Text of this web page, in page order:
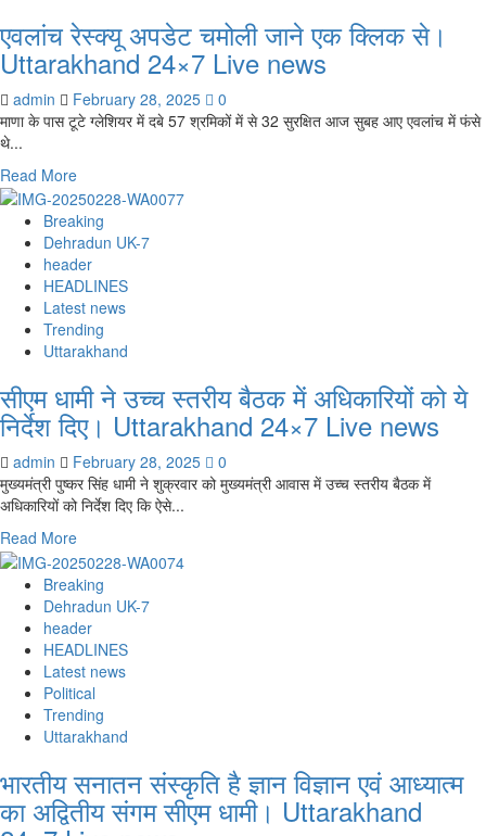
एवलांच रेस्क्यू अपडेट चमोली जाने एक क्लिक से।
Uttarakhand 24×7 Live news
admin February 28, 2025
0
माणा के पास टूटे ग्लेशियर में दबे 57 श्रमिकों में से 32 सुरक्षित आज सुबह आए एवलांच में फंसे
थे...
Read MoreRead
more
about
एवलांच
रेस्क्यू
अपडेट
चमोली
जाने
एक
से।
Uttarakhand
24×7
Live
news
Breaking
Dehradun UK-7
header
HEADLINES
Latest news
Trending
Uttarakhand
सीएम धामी ने उच्च स्तरीय बैठक में अधिकारियों को ये
निर्देश दिए। Uttarakhand 24×7 Live news
admin February 28, 2025
0
मुख्यमंत्री पुष्कर सिंह धामी ने शुक्रवार को मुख्यमंत्री आवास में उच्च स्तरीय बैठक में
अधिकारियों को निर्देश दिए कि ऐसे...
Read MoreRead
more
about
सीएम
धामी
ने
उच्च
स्तरीय
बैठक
में
को
ये
निर्देश
Breaking
Dehradun UK-7
header
HEADLINES
Latest news
Political
Trending
Uttarakhand
भारतीय सनातन संस्कृति है ज्ञान विज्ञान एवं आध्यात्म
का अद्वितीय संगम सीएम धामी। Uttarakhand